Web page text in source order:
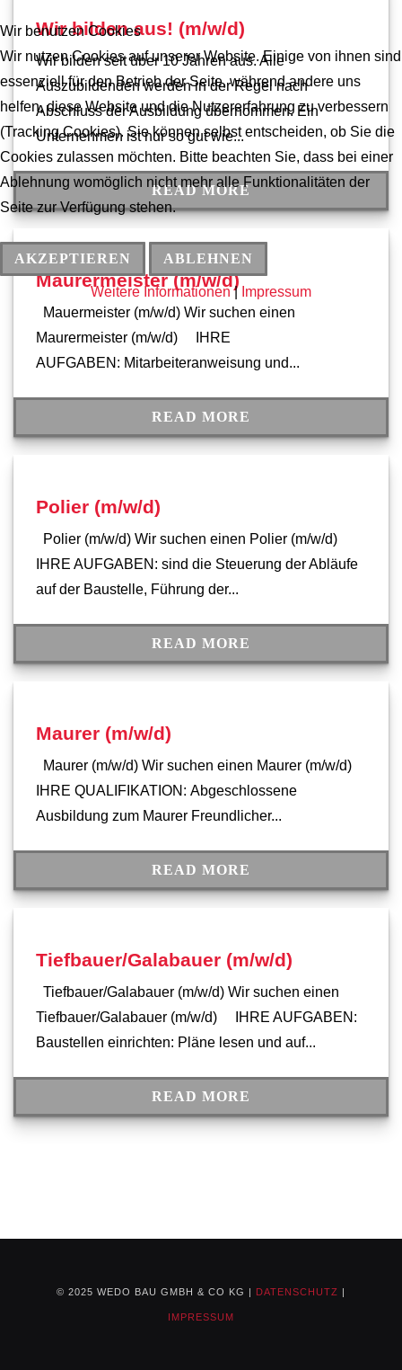
Wir bilden aus! (m/w/d)
Wir bilden seit über 10 Jahren aus. Alle
Auszubildenden werden in der Regel nach
Abschluss der Ausbildung übernommen. Ein
Unternehmen ist nur so gut wie...
READ MORE
Maurermeister (m/w/d)
Mauermeister (m/w/d) Wir suchen einen
Maurermeister (m/w/d) IHRE
AUFGABEN: Mitarbeiteranweisung und...
READ MORE
Polier (m/w/d)
Polier (m/w/d) Wir suchen einen Polier (m/w/d)
IHRE AUFGABEN: sind die Steuerung der Abläufe
auf der Baustelle, Führung der...
READ MORE
Maurer (m/w/d)
Maurer (m/w/d) Wir suchen einen Maurer (m/w/d)
IHRE QUALIFIKATION: Abgeschlossene
Ausbildung zum Maurer Freundlicher...
READ MORE
Tiefbauer/Galabauer (m/w/d)
Tiefbauer/Galabauer (m/w/d) Wir suchen einen
Tiefbauer/Galabauer (m/w/d) IHRE AUFGABEN:
Baustellen einrichten: Pläne lesen und auf...
READ MORE
© 2025 WEDO BAU GMBH & CO KG | DATENSCHUTZ |
IMPRESSUM
Wir benutzen Cookies
Wir nutzen Cookies auf unserer Website. Einige von ihnen sind
essenziell für den Betrieb der Seite, während andere uns
helfen, diese Website und die Nutzererfahrung zu verbessern
(Tracking Cookies). Sie können selbst entscheiden, ob Sie die
Cookies zulassen möchten. Bitte beachten Sie, dass bei einer
Ablehnung womöglich nicht mehr alle Funktionalitäten der
Seite zur Verfügung stehen.
AKZEPTIEREN ABLEHNEN
Weitere Informationen| Impressum